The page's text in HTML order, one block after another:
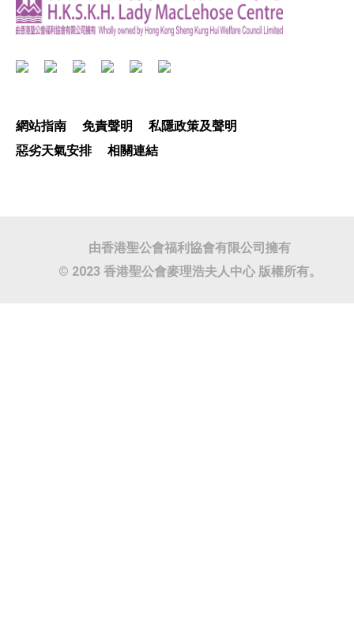
網站指南 免責聲明
私隱政策及聲明
惡劣天氣安排
相關連結
由香港聖公會福利協會有限公司擁有
© 2023 香港聖公會麥理浩夫人中心 版權所有。